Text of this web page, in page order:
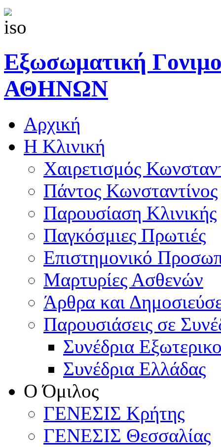
Εξωσωματική
ΑΘΗΝΩΝ
Αρχική
Η Κλινική
Χαιρετισμός
Πάντος Κωνσταντίνος
Παρουσίαση Κλινικής
Παγκόσμιες Πρωτιές
Επιστημονικό
Μαρτυρίες Ασθενών
Άρθρα και
Παρουσιάσεις σε
Συνέδρια
Συνέδρια Ελλάδας
Ο Όμιλος
ΓΕΝΕΣΙΣ Κρήτης
ΓΕΝΕΣΙΣ Θεσσαλίας